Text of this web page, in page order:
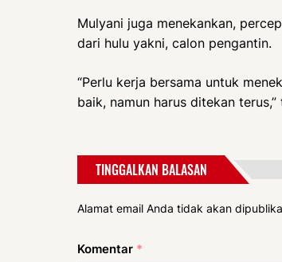
Mulyani juga menekankan,
dari hulu yakni, calon pengantin.
“Perlu kerja bersama untuk
baik, namun harus ditekan
TINGGALKAN BALASAN
Alamat email Anda tidak akan
Komentar *